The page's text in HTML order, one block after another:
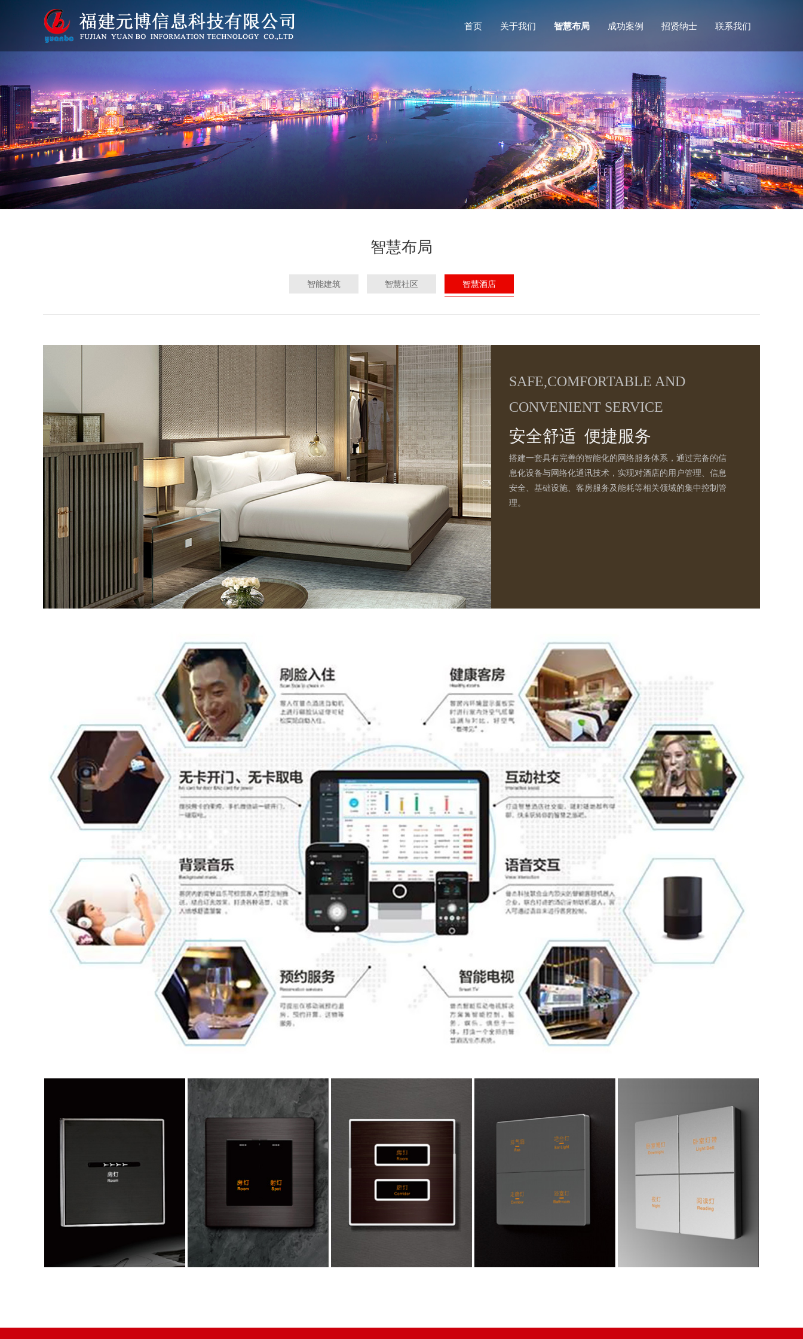
首页 关于我们 智慧布局 成功案例 招贤纳士 联系我们
智慧布局
智能建筑 智慧社区 智慧酒店
SAFE,COMFORTABLE AND
CONVENIENT SERVICE
安全舒适 便捷服务
搭建一套具有完善的智能化的网络服务体系，通过完备的信
息化设备与网络化通讯技术，实现对酒店的用户管理、信息
安全、基础设施、客房服务及能耗等相关领域的集中控制管
理。